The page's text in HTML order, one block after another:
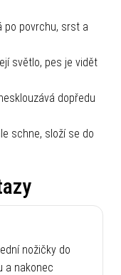
po povrchu, srst a
světlo, pes je vidět
dopředu
schne, složí se do
nožičky do
a nakonec